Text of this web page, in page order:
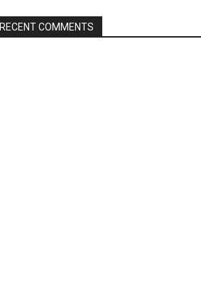
RECENT COMMENTS